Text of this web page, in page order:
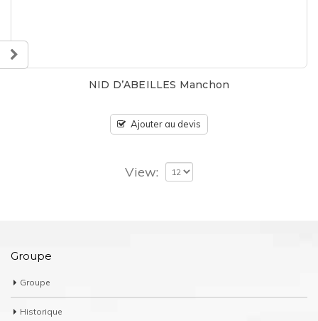
NID D’ABEILLES Manchon
Ajouter au devis
View:
Groupe
Groupe
Historique